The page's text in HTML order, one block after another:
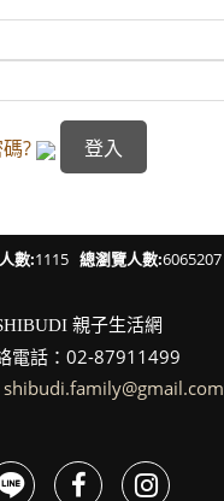
?
數:1115 總瀏覽人數:6065207
親子生活網
電話：02-87911499
shibudi.family@gmail.com